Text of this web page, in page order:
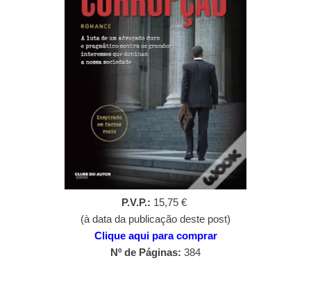
P.V.P.: 15,75 €
(à data da publicação deste post)
Clique aqui para comprar
Nº de Páginas: 384